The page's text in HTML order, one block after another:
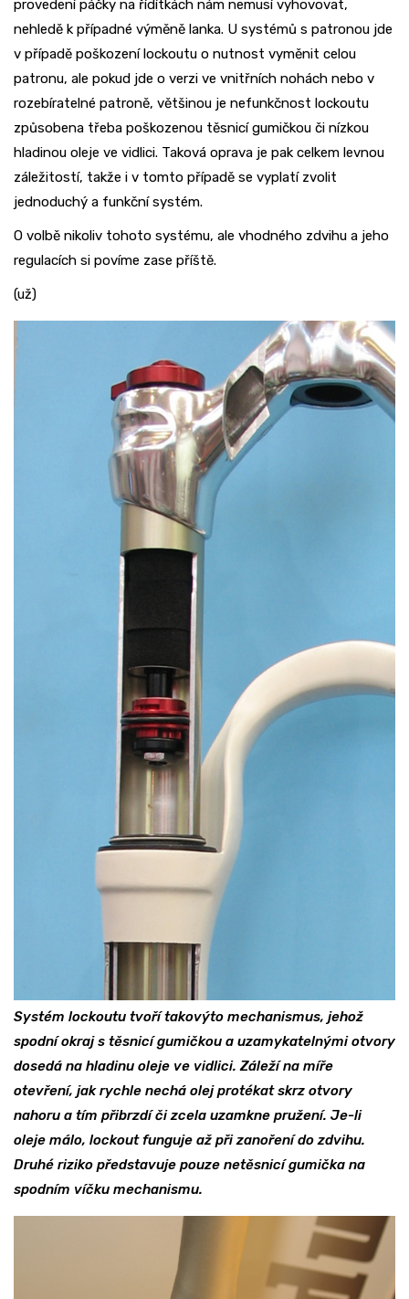
provedení páčky na řídítkách nám nemusí vyhovovat,
nehledě k případné výměně lanka. U systémů s patronou jde
v případě poškození lockoutu o nutnost vyměnit celou
patronu, ale pokud jde o verzi ve vnitřních nohách nebo v
rozebíratelné patroně, většinou je nefunkčnost lockoutu
způsobena třeba poškozenou těsnicí gumičkou či nízkou
hladinou oleje ve vidlici. Taková oprava je pak celkem levnou
záležitostí, takže i v tomto případě se vyplatí zvolit
jednoduchý a funkční systém.
O volbě nikoliv tohoto systému, ale vhodného zdvihu a jeho
regulacích si povíme zase příště.
(už)
Systém lockoutu tvoří takovýto mechanismus, jehož
spodní okraj s těsnicí gumičkou a uzamykatelnými otvory
dosedá na hladinu oleje ve vidlici. Záleží na míře
otevření, jak rychle nechá olej protékat skrz otvory
nahoru a tím přibrzdí či zcela uzamkne pružení. Je-li
oleje málo, lockout funguje až při zanoření do zdvihu.
Druhé riziko představuje pouze netěsnicí gumička na
spodním víčku mechanismu.